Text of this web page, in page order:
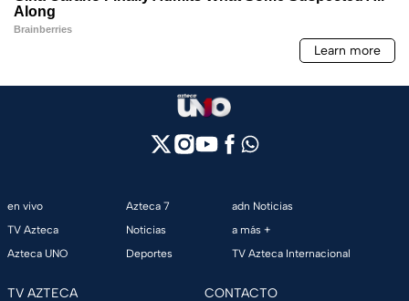
en vivo
TV Azteca
Azteca UNO
Azteca 7
Noticias
Deportes
adn Noticias
a más +
TV Azteca Internacional
TV AZTECA CONTACTO